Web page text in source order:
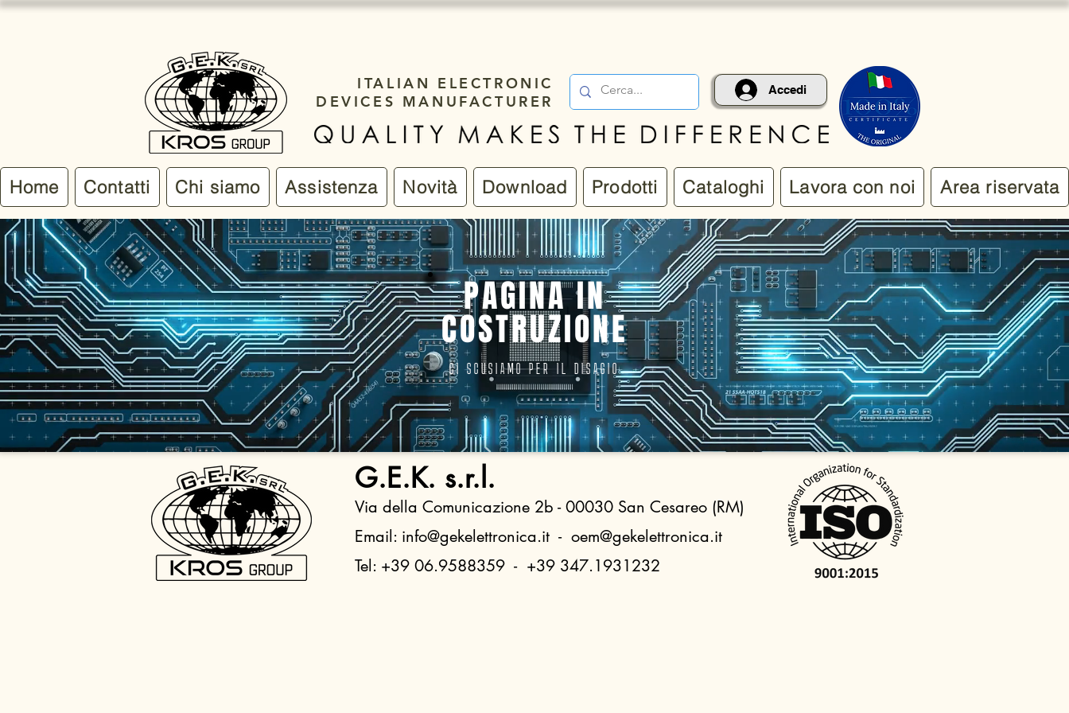
ITALIAN ELECTRONIC
DEVICES MANUFACTURER
Accedi
Home Contatti Chi siamo Assistenza Novità Download Prodotti Cataloghi Lavora con noi Area riservata
PAGINA IN
COSTRUZIONE
CI SCUSIAMO PER IL DISAGIO
G.E.K. s.r.l.
Via della Comunicazione 2b - 00030 San Cesareo (RM)
Email: info@gekelettronica.it - oem@gekelettronica.it
Tel: +39 06.9588359 - +39 347.1931232